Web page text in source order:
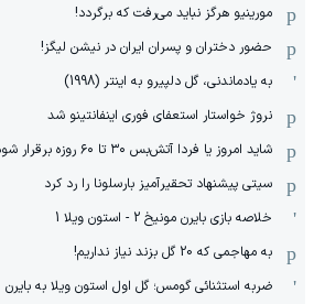
مورینیو هرگز نباید می‌رفت که برگردد!
حضور دختران و پسران ایران در نیشن لیگز!
به یادماندنی، گل دلپیرو به اینتر (1998)
نروژ خواستار استعفای فوری اینفانتینو شد
شاید امروز یا فردا آتش‌بس ۳۰ تا ۶۰ روزه برقرار شود
سیتی پیشنهاد تحقیرآمیز بارسلونا را رد کرد
خلاصه بازی بایرن مونیخ 2 - استون ویلا 1
به مهاجمی که 20 گل بزند نیاز نداریم!
ضربه استثنائی گومس؛ گل اول استون ویلا به بایرن